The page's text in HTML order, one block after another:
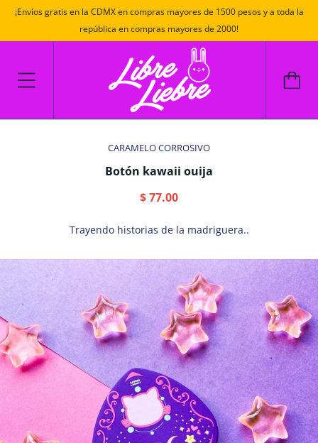
¡Envíos gratis en la CDMX en compras mayores de 1500 pesos y a toda la
república en compras mayores de 2000!
CARAMELO CORROSIVO
Botón kawaii ouija
$ 77.00
Trayendo historias de la madriguera..